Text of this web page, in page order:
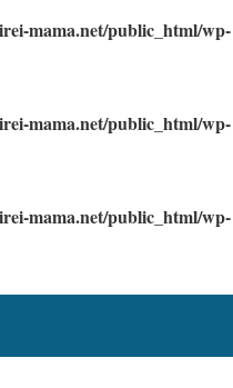
mama.net/public_html/wp-
mama.net/public_html/wp-
mama.net/public_html/wp-